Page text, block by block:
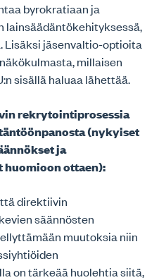
byrokratiaan ja
Lisäksi jäsenvaltio-optioita
millaisen
sisällä haluaa lähettää.
rekrytointiprosessia
(nykyiset
ja
ottaen):
direktiivin
säännösten
muutoksia niin
on tärkeää huolehtia siitä,